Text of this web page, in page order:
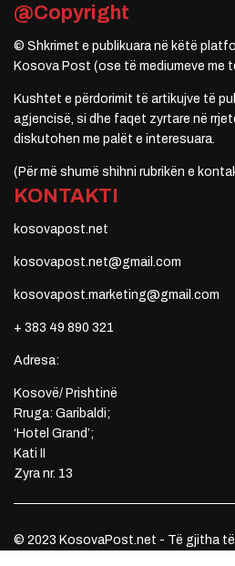
@Copyright
© Shkrimet e publikuara në këtë
Kosova Post (ose të mediumeve me
Kushtet e përdorimit të artikujve të
agjencisë, si dhe faqet zyrtare në
diskutohen me palët e interesuara.
(Për më shumë shihni rubrikën e
KONTAKTI
kosovapost.net
kosovapost.net@gmail.com
kosovapost.marketing@gmail.com
+ 383 49 890 321
Adresa:
Kosovë/ Prishtinë
Rruga: Garibaldi;
‘Hotel Grand’;
Kati II
Zyra nr. 13
© 2023 KosovaPost.net - Të gjitha të